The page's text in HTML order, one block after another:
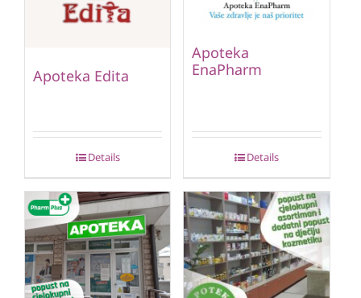
Apoteka Edita
Details
Apoteka
EnaPharm
Details